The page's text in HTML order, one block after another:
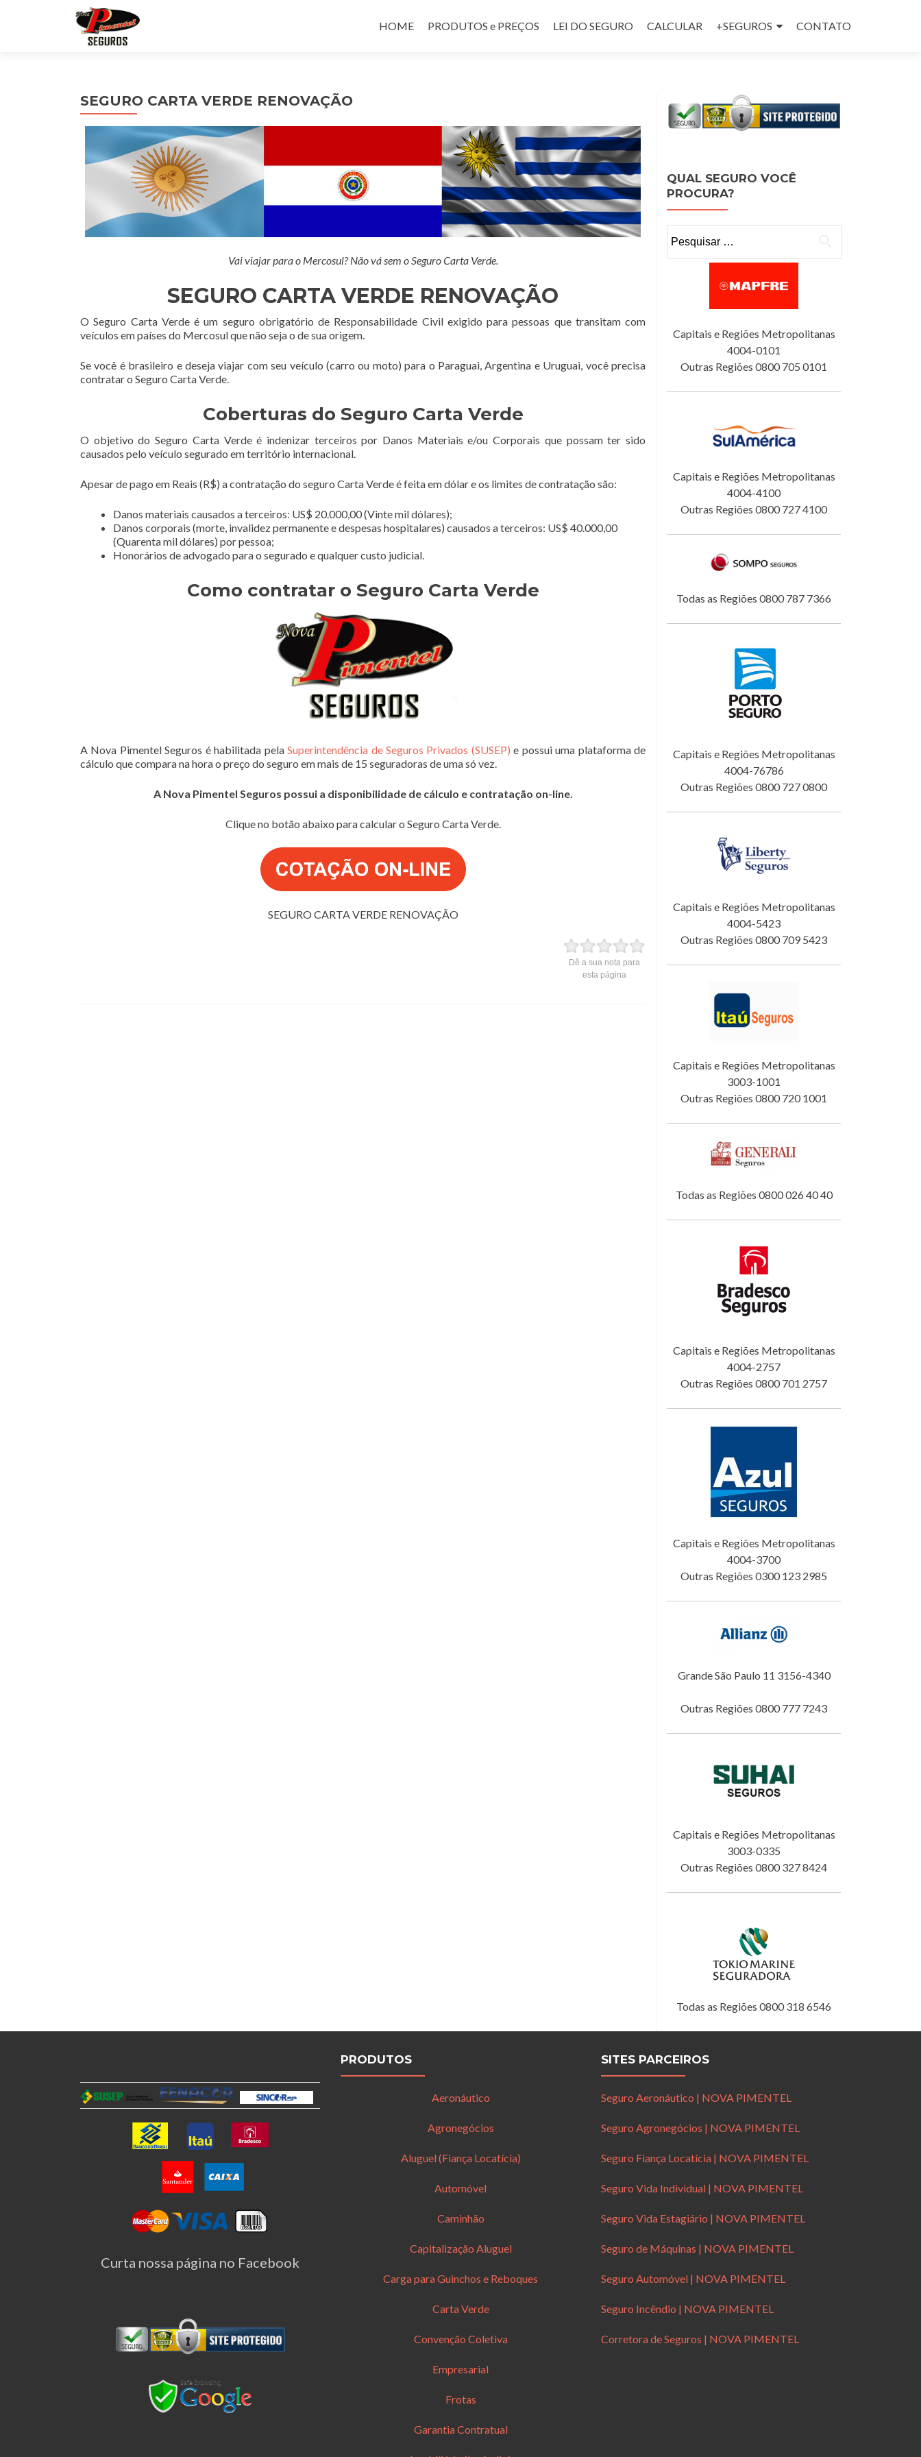
HOME
PRODUTOS e PREÇOS LEI DO SEGURO CALCULAR +SEGUROS CONTATO
SEGURO CARTA VERDE RENOVAÇÃO
Vai viajar para o Mercosul? Não vá sem o Seguro Carta Verde.
SEGURO CARTA VERDE RENOVAÇÃO
O Seguro Carta Verde é um seguro obrigatório de Responsabilidade Civil exigido para pessoas que transitam com
veículos em países do Mercosul que não seja o de sua origem.
Se você é brasileiro e deseja viajar com seu veículo (carro ou moto) para o Paraguai, Argentina e Uruguai, você precisa
contratar o Seguro Carta Verde.
Coberturas do Seguro Carta Verde
O objetivo do Seguro Carta Verde é indenizar terceiros por Danos Materiais e/ou Corporais que possam ter sido
causados pelo veículo segurado em território internacional.
Apesar de pago em Reais (R$) a contratação do seguro Carta Verde é feita em dólar e os limites de contratação são:
Danos materiais causados a terceiros: US$ 20.000,00 (Vinte mil dólares);
Danos corporais (morte, invalidez permanente e despesas hospitalares) causados a terceiros: US$ 40.000,00
(Quarenta mil dólares) por pessoa;
Honorários de advogado para o segurado e qualquer custo judicial.
Como contratar o Seguro Carta Verde
A Nova Pimentel Seguros é habilitada pelaSuperintendência de Seguros Privados (SUSEP) e possui uma plataforma de
cálculo que compara na hora o preço do seguro em mais de 15 seguradoras de uma só vez.
A Nova Pimentel Seguros possui a disponibilidade de cálculo e contratação on-line.
Clique no botão abaixo para calcular o Seguro Carta Verde.
SEGURO CARTA VERDE RENOVAÇÃO
Dê a sua nota para
esta página
QUAL SEGURO VOCÊ
PROCURA?
Capitais e Regiões Metropolitanas
4004-0101
Outras Regiões 0800 705 0101
Capitais e Regiões Metropolitanas
4004-4100
Outras Regiões 0800 727 4100
Todas as Regiões 0800 787 7366
Capitais e Regiões Metropolitanas
4004-76786
Outras Regiões 0800 727 0800
Capitais e Regiões Metropolitanas
4004-5423
Outras Regiões 0800 709 5423
Capitais e Regiões Metropolitanas
3003-1001
Outras Regiões 0800 720 1001
Todas as Regiões 0800 026 40 40
Capitais e Regiões Metropolitanas
4004-2757
Outras Regiões 0800 701 2757
Capitais e Regiões Metropolitanas
4004-3700
Outras Regiões 0300 123 2985
Grande São Paulo 11 3156-4340
Outras Regiões 0800 777 7243
Capitais e Regiões Metropolitanas
3003-0335
Outras Regiões 0800 327 8424
Todas as Regiões 0800 318 6546
Curta nossa página no Facebook
PRODUTOS
Aeronáutico
Agronegócios
Aluguel (Fiança Locatícia)
Automóvel
Caminhão
Capitalização Aluguel
Carga para Guinchos e Reboques
Carta Verde
Convenção Coletiva
Empresarial
Frotas
Garantia Contratual
SITES PARCEIROS
Seguro Aeronáutico | NOVA PIMENTEL
Seguro Agronegócios | NOVA PIMENTEL
Seguro Fiança Locatícia | NOVA PIMENTEL
Seguro Vida Individual | NOVA PIMENTEL
Seguro Vida Estagiário | NOVA PIMENTEL
Seguro de Máquinas | NOVA PIMENTEL
Seguro Automóvel | NOVA PIMENTEL
Seguro Incêndio | NOVA PIMENTEL
Corretora de Seguros | NOVA PIMENTEL